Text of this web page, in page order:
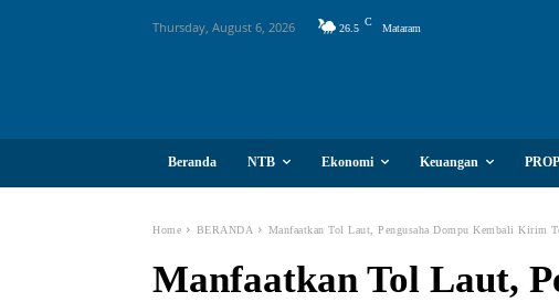
Thursday, August 6, 2026 26.5
C
Mataram
Beranda NTB Ekonomi Keuangan
Home BERANDA Manfaatkan Tol Laut, Pengusaha Dompu Kembali Kirim
Manfaatkan Tol Laut,